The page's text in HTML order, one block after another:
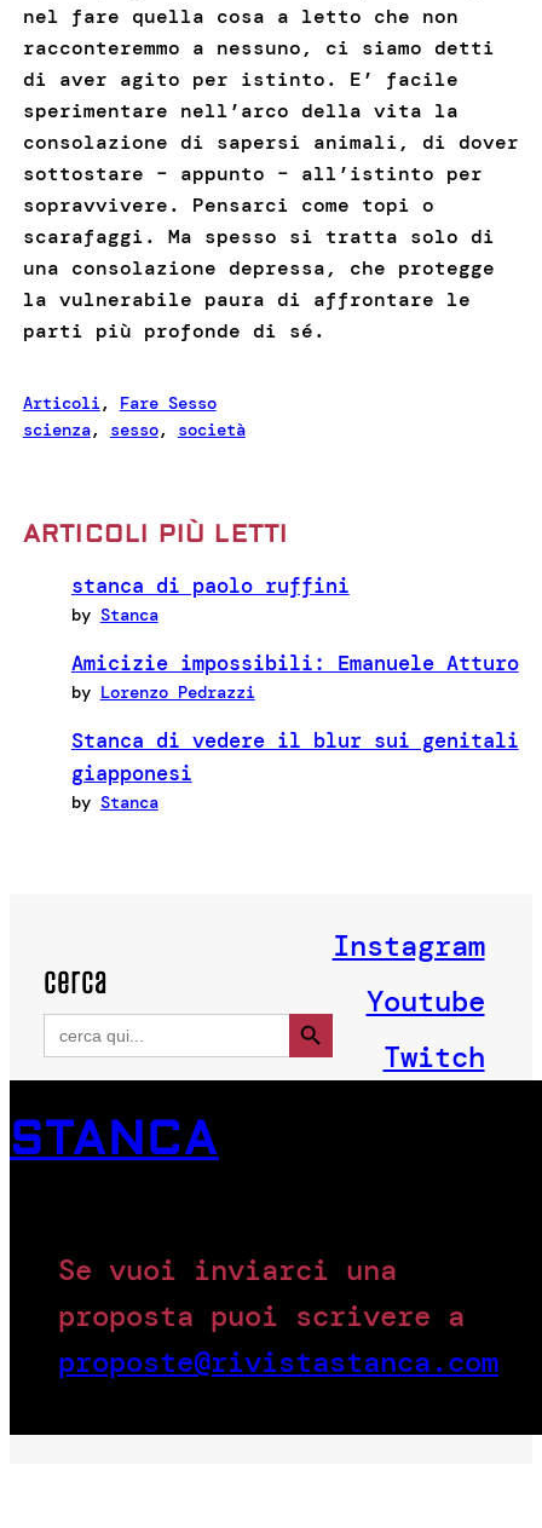
nel fare quella cosa a letto che non
racconteremmo a nessuno, ci siamo detti
di aver agito per istinto. E’ facile
sperimentare nell’arco della vita la
consolazione di sapersi animali, di dover
sottostare – appunto – all’istinto per
sopravvivere. Pensarci come topi o
scarafaggi. Ma spesso si tratta solo di
una consolazione depressa, che protegge
la vulnerabile paura di affrontare le
parti più profonde di sé.
Articoli , Fare Sesso
scienza, sesso, società
ARTICOLI PIÙ LETTI
stanca di paolo ruffini
by Stanca
Amicizie impossibili: Emanuele Atturo
by Lorenzo Pedrazzi
Stanca di vedere il blur sui genitali
giapponesi
by Stanca
cerca
Search
for:
Search Button
Instagram
Youtube
Twitch
STANCA
Se vuoi inviarci una
proposta puoi scrivere a
proposte@rivistastanca.com